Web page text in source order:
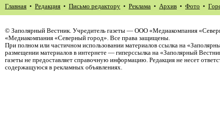
Главная • Редакция • Письмо редактору • Реклама • Архив • Фото •
© Заполярный Вестник. Учредитель газеты — ООО «Медиакомпания
«Медиакомпания «Северный город». Все права защищены.
При полном или частичном использовании материалов ссылка на
размещении материалов в интернете — гиперссылка на «Заполярный
газеты не предоставляет справочную информацию. Редакция не несет
содержащуюся в рекламных объявлениях.